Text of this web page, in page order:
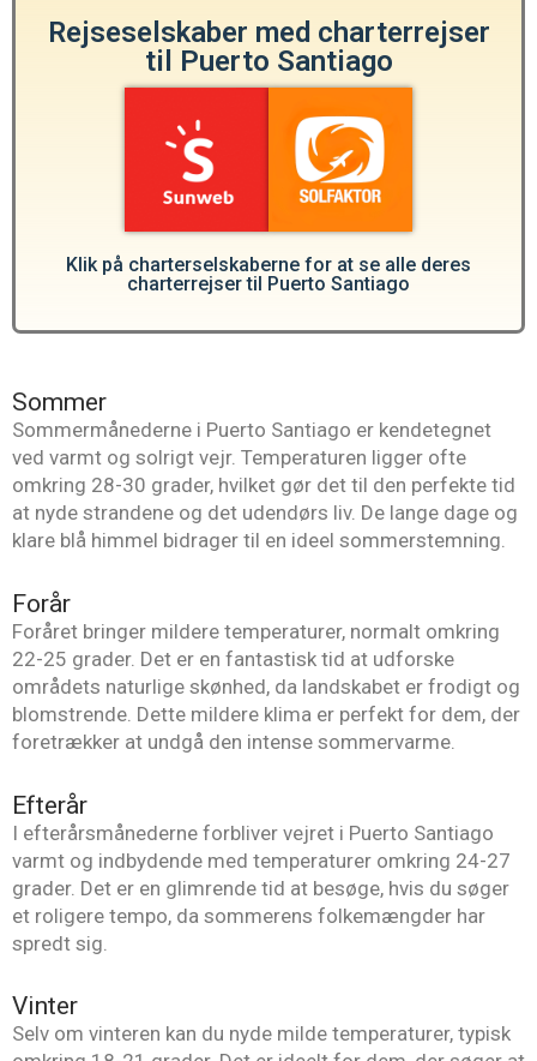
Rejseselskaber med charterrejser
til Puerto Santiago
Klik på charterselskaberne for at se alle deres
charterrejser til Puerto Santiago
Sommer
Sommermånederne i Puerto Santiago er kendetegnet
ved varmt og solrigt vejr. Temperaturen ligger ofte
omkring 28-30 grader, hvilket gør det til den perfekte tid
at nyde strandene og det udendørs liv. De lange dage og
klare blå himmel bidrager til en ideel sommerstemning.
Forår
Foråret bringer mildere temperaturer, normalt omkring
22-25 grader. Det er en fantastisk tid at udforske
områdets naturlige skønhed, da landskabet er frodigt og
blomstrende. Dette mildere klima er perfekt for dem, der
foretrækker at undgå den intense sommervarme.
Efterår
I efterårsmånederne forbliver vejret i Puerto Santiago
varmt og indbydende med temperaturer omkring 24-27
grader. Det er en glimrende tid at besøge, hvis du søger
et roligere tempo, da sommerens folkemængder har
spredt sig.
Vinter
Selv om vinteren kan du nyde milde temperaturer, typisk